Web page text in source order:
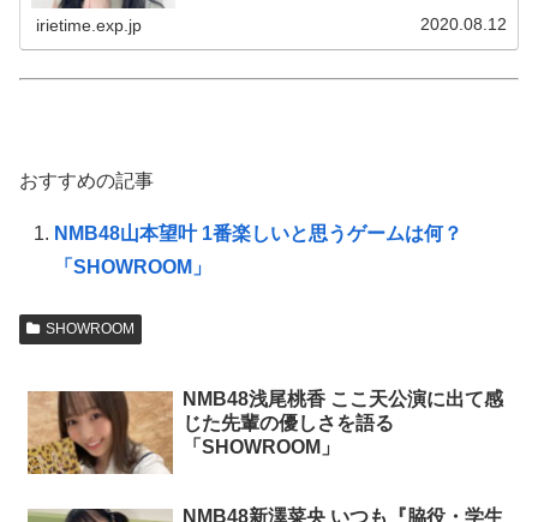
irietime.exp.jp 2020.08.12
おすすめの記事
NMB48山本望叶 1番楽しいと思うゲームは何？
「SHOWROOM」
SHOWROOM
NMB48浅尾桃香 ここ天公演に出て感
じた先輩の優しさを語る
「SHOWROOM」
NMB48新澤菜央 いつも『脇役・学生